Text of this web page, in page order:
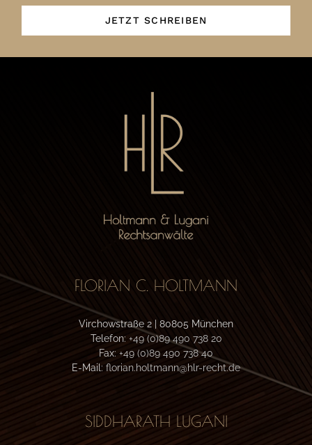
JETZT SCHREIBEN
FLORIAN C. HOLTMANN
Virchowstraße 2 | 80805 München
Telefon: +49 (0)89 490 738 20
Fax: +49 (0)89 490 738 40
E-Mail: florian.holtmann@hlr-recht.de
SIDDHARATH LUGANI